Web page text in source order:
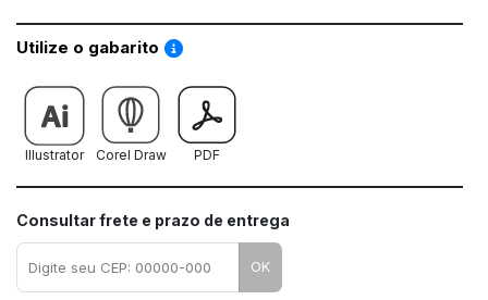
Utilize o gabarito Saiba como utilizar os nossos gabaritos
Illustrator Corel Draw PDF
Consultar frete e prazo de entrega
OK